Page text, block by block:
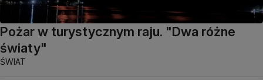
Pożar w turystycznym raju. "Dwa różne
światy"
ŚWIAT